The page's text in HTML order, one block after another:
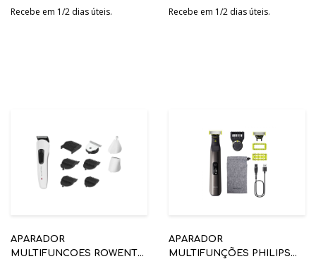
Recebe em 1/2 dias úteis.
Recebe em 1/2 dias úteis.
APARADOR
MULTIFUNCOES ROWENTA
APARADOR
MULTIFUNÇÕES PHILIPS